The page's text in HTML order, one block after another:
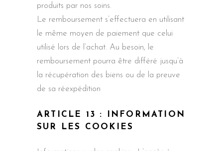
produits par nos soins.
Le remboursement s’effectuera en utilisant
le même moyen de paiement que celui
utilisé lors de l’achat. Au besoin, le
remboursement pourra être différé jusqu’à
la récupération des biens ou de la preuve
de sa réexpédition
ARTICLE 13 : INFORMATION
SUR LES COOKIES